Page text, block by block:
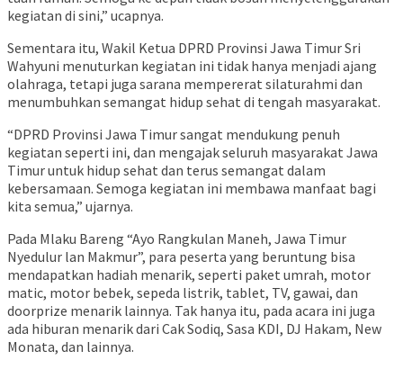
kegiatan di sini,” ucapnya.
Sementara itu, Wakil Ketua DPRD Provinsi Jawa Timur Sri
Wahyuni menuturkan kegiatan ini tidak hanya menjadi ajang
olahraga, tetapi juga sarana mempererat silaturahmi dan
menumbuhkan semangat hidup sehat di tengah masyarakat.
“DPRD Provinsi Jawa Timur sangat mendukung penuh
kegiatan seperti ini, dan mengajak seluruh masyarakat Jawa
Timur untuk hidup sehat dan terus semangat dalam
kebersamaan. Semoga kegiatan ini membawa manfaat bagi
kita semua,” ujarnya.
Pada Mlaku Bareng “Ayo Rangkulan Maneh, Jawa Timur
Nyedulur lan Makmur”, para peserta yang beruntung bisa
mendapatkan hadiah menarik, seperti paket umrah, motor
matic, motor bebek, sepeda listrik, tablet, TV, gawai, dan
doorprize menarik lainnya. Tak hanya itu, pada acara ini juga
ada hiburan menarik dari Cak Sodiq, Sasa KDI, DJ Hakam, New
Monata, dan lainnya.